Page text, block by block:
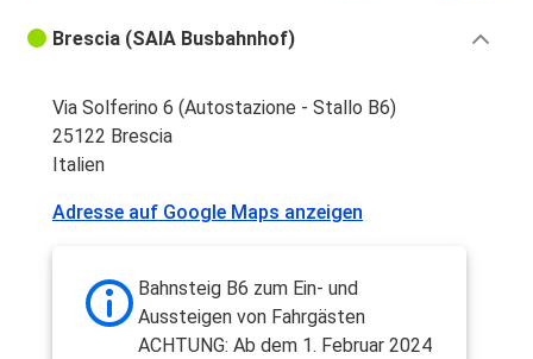
Brescia (SAIA Busbahnhof)
Via Solferino 6 (Autostazione - Stallo B6)
25122 Brescia
Italien
Adresse auf Google Maps anzeigen
Bahnsteig B6 zum Ein- und
Aussteigen von Fahrgästen
ACHTUNG: Ab dem 1. Februar 2024